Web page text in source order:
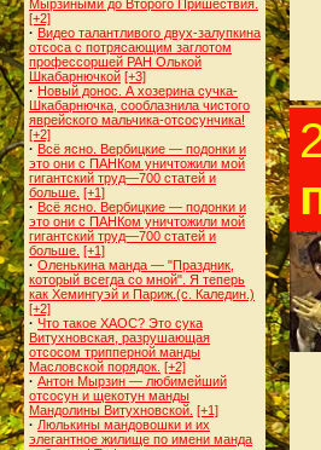
Мырзиными до Второго Пришествия.
[+2]
· Видео талантливого двух-залупкина
отсоса с потрясающим заглотом
профессоршей РАН Олькой
Шкабарнючкой [+3]
· Новый донос. А хозерина сучка-
Шкабарнючка, сооблазнила чистого
яврейского мальчика-отсосунчика!
[+2]
· Всё ясно. Вербицкие — подонки и
это они с ПАНКом уничтожили мой
гигантский труд—700 статей и
больше. [+1]
· Всё ясно. Вербицкие — подонки и
это они с ПАНКом уничтожили мой
гигантский труд—700 статей и
больше. [+1]
· Оленькина манда — "Праздник,
который всегда со мной". Я теперь
как Хемингуэй и Париж.(с. Каледин.)
[+2]
· Что такое ХАОС? Это сука
Витухновская, разрушающая
отсосом трипперной манды
Масловской порядок. [+2]
· Антон Мырзин — любимейший
отсосун и щекотун манды
Мандолины Витухновской. [+1]
· Люлькины мандовошки и их
элегантное жилище по имени манда